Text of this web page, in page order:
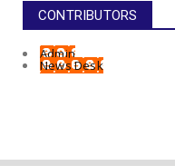
CONTRIBUTORS
Admin
News Desk